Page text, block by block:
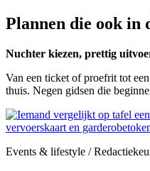
Plannen die ook
Nuchter kiezen, prettig
Van een ticket of proefrit tot
thuis. Negen gidsen die
Events & lifestyle /